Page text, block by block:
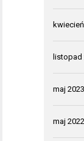
listopad
maj 2023
maj 2022